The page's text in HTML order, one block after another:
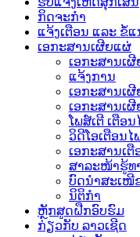
ກິດຈະກຳ
ແຈ້ງເຕືອນ ແລະ ຂໍ້
ເອກະສານເຜີຍແຜ່
ເອກະສານເ
ແຈ້ງການ
ເອກະສານເ
ເອກະສານເ
ໂພສ໌ເຕີ ເຕືອ
ວິດີໂອເຕືອນໄ
ເອ​ກະ​ສານເຕື
ສາລະໜ້າຮູ້ທ
ບົດນຳສະເໜີ
ນິຕິກຳ
ຫຼັກສູດຝືກອົບຮົມ
ກ່ຽວກັບ ລາວເຊີດ